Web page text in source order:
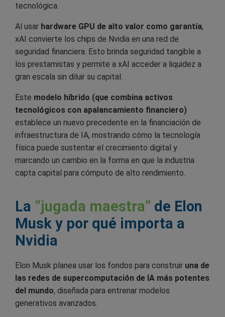
tecnológica.
Al usar hardware GPU de alto valor como garantía,
xAI convierte los chips de Nvidia en una red de
seguridad financiera. Esto brinda seguridad tangible a
los prestamistas y permite a xAI acceder a liquidez a
gran escala sin diluir su capital.
Este modelo híbrido (que combina activos
tecnológicos con apalancamiento financiero)
establece un nuevo precedente en la financiación de
infraestructura de IA, mostrando cómo la tecnología
física puede sustentar el crecimiento digital y
marcando un cambio en la forma en que la industria
capta capital para cómputo de alto rendimiento.
La “jugada maestra” de Elon
Musk y por qué importa a
Nvidia
Elon Musk planea usar los fondos para construir una de
las redes de supercomputación de IA más potentes
del mundo, diseñada para entrenar modelos
generativos avanzados.